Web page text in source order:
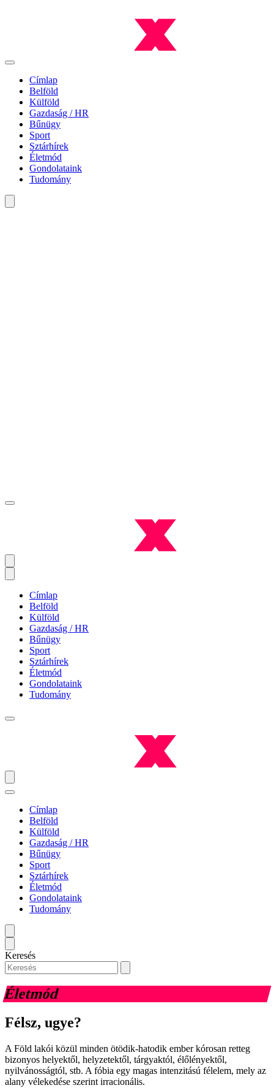
Címlap
Belföld
Külföld
Gazdaság / HR
Bűnügy
Sport
Sztárhírek
Életmód
Gondolataink
Tudomány
Címlap
Belföld
Külföld
Gazdaság / HR
Bűnügy
Sport
Sztárhírek
Életmód
Gondolataink
Tudomány
Címlap
Belföld
Külföld
Gazdaság / HR
Bűnügy
Sport
Sztárhírek
Életmód
Gondolataink
Tudomány
Keresés
Életmód
Félsz, ugye?
A Föld lakói közül minden ötödik-hatodik ember kórosan retteg
bizonyos helyektől, helyzetektől, tárgyaktól, élőlényektől,
nyilvánosságtól, stb. A fóbia egy magas intenzitású félelem, mely az
alany vélekedése szerint irracionális.